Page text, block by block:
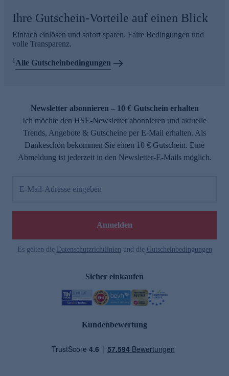
Ihre Gutschein-Vorteile auf einen Blick
Einfach einlösen und sofort sparen. Faire Bedingungen und
volle Transparenz.
1Alle Gutscheinbedingungen
Newsletter abonnieren – 10 € Gutschein erhalten
Ich möchte den HSE-Newsletter abonnieren und aktuelle
Trends, Angebote & Gutscheine per E-Mail erhalten. Als
Dankeschön bekommen Sie einen 10 € Gutschein. Eine
Abmeldung ist jederzeit in den Newsletter-E-Mails möglich.
E-Mail-Adresse eingeben
Anmelden
Es gelten die Datenschutzrichtlinien und die Gutscheinbedingungen
Sicher einkaufen
Kundenbewertung